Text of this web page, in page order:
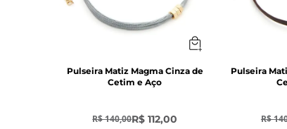
Pulseira Matiz Magma Cinza de
Cetim e Aço
R$ 140,00R$ 112,00
Pulseira
R$